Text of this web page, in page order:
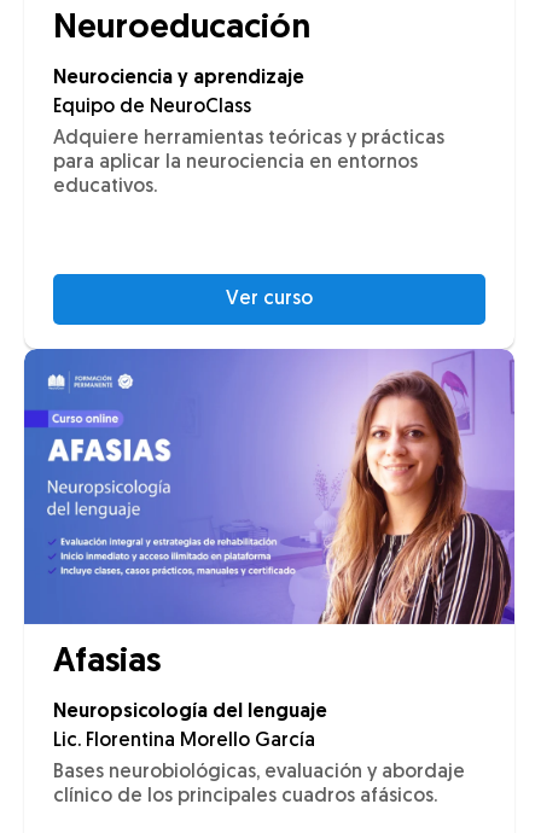
Neuroeducación
Neurociencia y aprendizaje
Equipo de NeuroClass
Adquiere herramientas teóricas y prácticas
para aplicar la neurociencia en entornos
educativos.
Ver curso
Afasias
Neuropsicología del lenguaje
Lic. Florentina Morello García
Bases neurobiológicas, evaluación y abordaje
clínico de los principales cuadros afásicos.